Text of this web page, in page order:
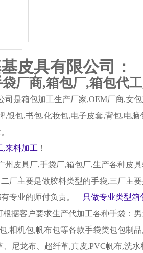
皮具有限公司：
厂商,箱包厂,箱包代
是箱包加工生产厂家,OEM厂商,女
,银包,书包,化妆包,电子皮套,背包,电
,来料加工 ！
皮具厂,手袋厂,箱包厂,生产各种皮
厂主要是做胶料类型的手袋,三厂主
专业的师付负责。
只做专业类型箱
据客户要求生产代加工各种手袋：
,相机包,帆布包等各款手袋类包包制
、尼龙布、超纤革,真皮,PVC帆布,洗